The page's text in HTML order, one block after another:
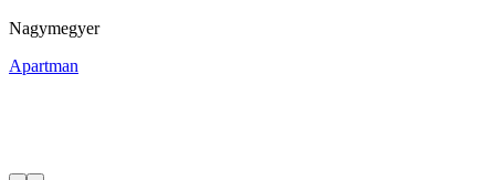
Nagymegyer
Apartman